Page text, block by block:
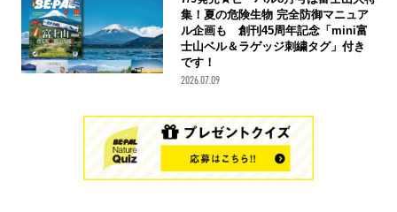
集！夏の危険生物 完全防御マニュア
ル企画も 創刊45周年記念「mini富
士山ベル＆ラゲッジ刺繍タグ」付き
です！
2026.07.09